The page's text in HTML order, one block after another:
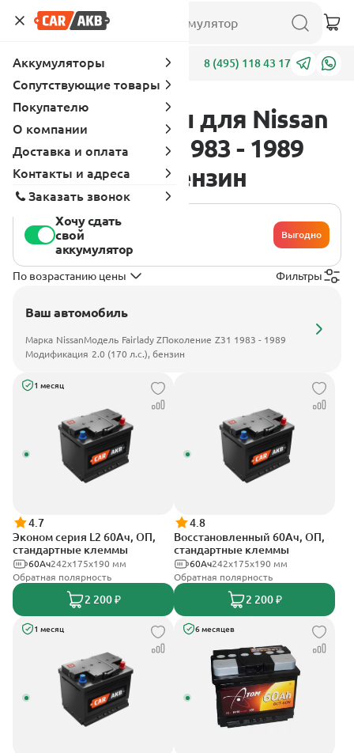
Адреса 8 (495) 118 43 17
Аккумуляторы для Nissan
Fairlady Z Z31 1983 - 1989
2.0 (170 л.с.), бензин
Хочу сдать
свой
аккумулятор
Выгодно
По возрастанию цены Фильтры
Ваш автомобиль
Марка NissanМодель Fairlady ZПоколение Z31 1983 - 1989
Модификация 2.0 (170 л.с.), бензин
1 месяц
4.7
Эконом серия L2 60Ач, ОП,
стандартные клеммы
242х175х190 мм
60Ач
Обратная полярность
2 200 ₽
4.8
Восстановленный 60Ач, ОП,
стандартные клеммы
242х175х190 мм
60Ач
Обратная полярность
2 200 ₽
1 месяц 6 месяцев
Аккумуляторы
Сопутствующие товары
Покупателю
О компании
Доставка и оплата
Контакты и адреса
Заказать звонок